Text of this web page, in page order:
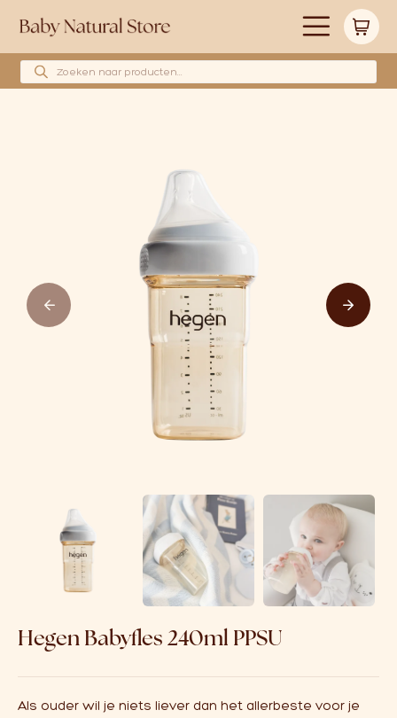
Producten zoeken
Babyshower cadeau’s
Wollen hoeslakens
Cadeaubonnen
Huidverzorging
Hegen Babyfles 240ml PPSU
Als ouder wil je niets liever dan het allerbeste voor je